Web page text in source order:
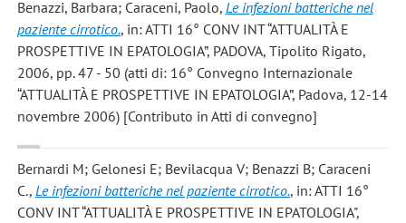
Benazzi, Barbara; Caraceni, Paolo, Le infezioni batteriche nel
paziente cirrotico., in: ATTI 16° CONV INT “ATTUALITÀ E
PROSPETTIVE IN EPATOLOGIA”, PADOVA, Tipolito Rigato,
2006, pp. 47 - 50 (atti di: 16° Convegno Internazionale
“ATTUALITÀ E PROSPETTIVE IN EPATOLOGIA”, Padova, 12-14
novembre 2006) [Contributo in Atti di convegno]
Bernardi M; Gelonesi E; Bevilacqua V; Benazzi B; Caraceni
C., Le infezioni batteriche nel paziente cirrotico., in: ATTI 16°
CONV INT “ATTUALITÀ E PROSPETTIVE IN EPATOLOGIA",